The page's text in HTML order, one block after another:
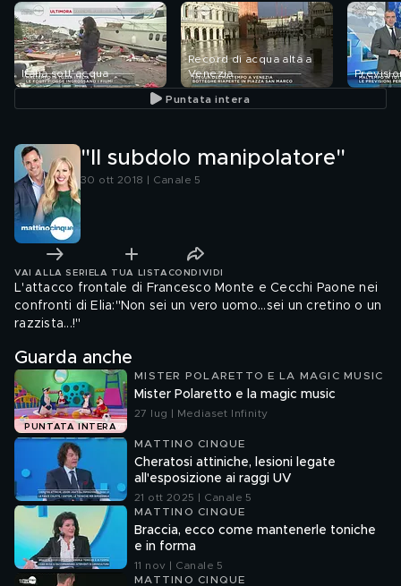
Italia sott'acqua
Record di acqua alta a
Venezia
Puntata intera
"Il subdolo manipolatore"
30 ott 2018 | Canale 5
VAI ALLA SERIE LA TUA LISTA CONDIVIDI
L'attacco frontale di Francesco Monte e Cecchi Paone nei
confronti di Elia:"Non sei un vero uomo...sei un cretino o un
razzista...!"
Guarda anche
PUNTATA INTERA
MISTER POLARETTO E LA MAGIC MUSIC
Mister Polaretto e la magic music
27 lug | Mediaset Infinity
MATTINO CINQUE
Cheratosi attiniche, lesioni legate
all'esposizione ai raggi UV
21 ott 2025 | Canale 5
MATTINO CINQUE
Braccia, ecco come mantenerle toniche
e in forma
11 nov | Canale 5
MATTINO CINQUE